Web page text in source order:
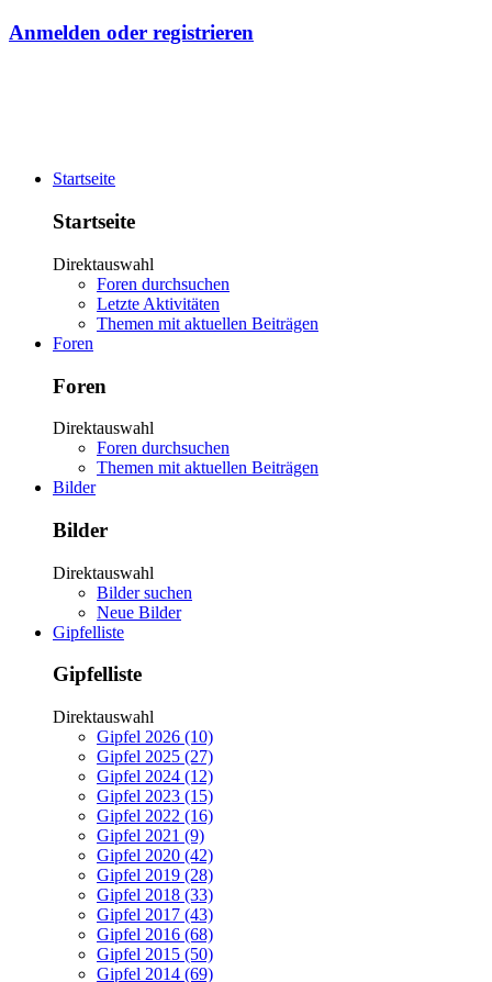
Anmelden oder registrieren
Startseite
Startseite
Direktauswahl
Foren durchsuchen
Letzte Aktivitäten
Themen mit aktuellen Beiträgen
Foren
Foren
Direktauswahl
Foren durchsuchen
Themen mit aktuellen Beiträgen
Bilder
Bilder
Direktauswahl
Bilder suchen
Neue Bilder
Gipfelliste
Gipfelliste
Direktauswahl
Gipfel 2026 (10)
Gipfel 2025 (27)
Gipfel 2024 (12)
Gipfel 2023 (15)
Gipfel 2022 (16)
Gipfel 2021 (9)
Gipfel 2020 (42)
Gipfel 2019 (28)
Gipfel 2018 (33)
Gipfel 2017 (43)
Gipfel 2016 (68)
Gipfel 2015 (50)
Gipfel 2014 (69)